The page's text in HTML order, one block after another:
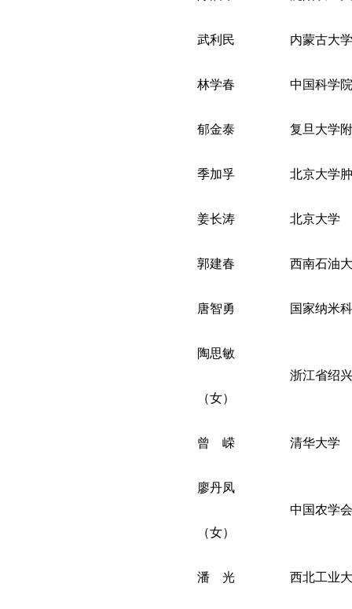
武利民 内蒙古大学
林学春 中国科学
郁金泰 复旦大学
季加孚 北京大学
姜长涛 北京大学
郭建春 西南石油
唐智勇 国家纳米
陶思敏
（女）
浙江省绍
曾 嵘 清华大学
廖丹凤
（女）
中国农学会
潘 光 西北工业